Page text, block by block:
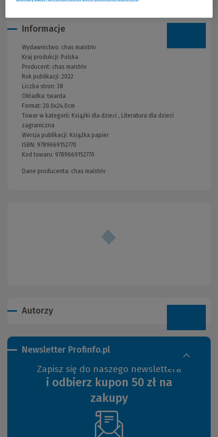
Informacje
Wydawnictwo: chas maistriv
Kraj produkcji: Polska
Producent: chas maistriv
Rok publikacji: 2022
Liczba stron: 38
Okładka:twarda
Format: 20.0x24.0cm
Towar w kategorii: Książki dla dzieci , Literatura dla dzieci
zagraniczna
Wersja publikacji: Książka papier
ISBN: 9789669152770
Kod towaru: 9789669152770
Dane producenta: chas maistriv
Autorzy
Newsletter Profinfo.pl
Zapisz się do naszego newslettera
i odbierz kupon 50 zł na
zakupy
(Nowe